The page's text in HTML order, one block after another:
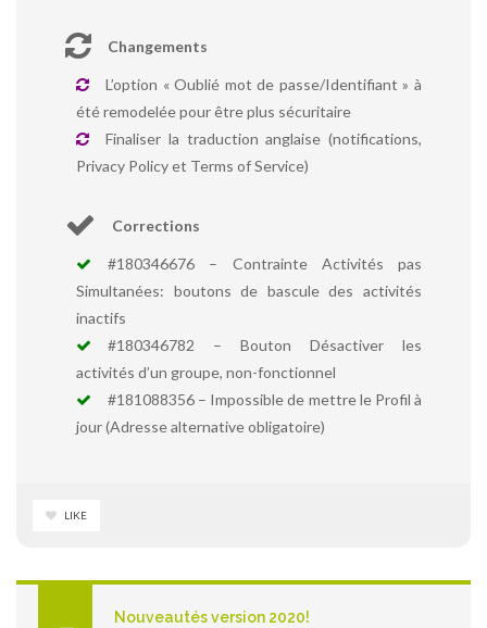
Changements
L’option « Oublié mot de passe/Identifiant » à
été remodelée pour être plus sécuritaire
Finaliser la traduction anglaise (notifications,
Privacy Policy et Terms of Service)
Corrections
#180346676 – Contrainte Activités pas
Simultanées: boutons de bascule des activités
inactifs
#180346782 – Bouton Désactiver les
activités d’un groupe, non-fonctionnel
#181088356 – Impossible de mettre le Profil à
jour (Adresse alternative obligatoire)
LIKE
Nouveautés version 2020!